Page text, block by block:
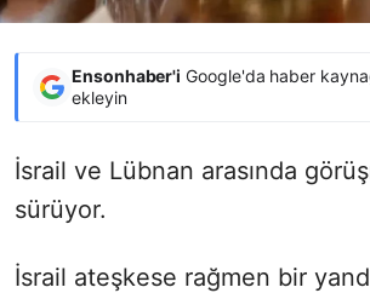
Ensonhaber'i Google'da haber
ekleyin
İsrail ve Lübnan arasında
sürüyor.
İsrail ateşkese rağmen bir